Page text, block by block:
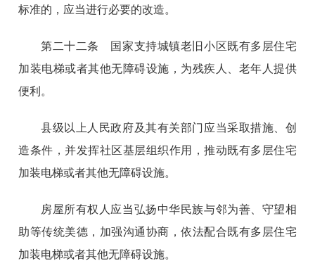
标准的，应当进行必要的改造。
第二十二条 国家支持城镇老旧小区既有多层住宅
加装电梯或者其他无障碍设施，为残疾人、老年人提供
便利。
县级以上人民政府及其有关部门应当采取措施、创
造条件，并发挥社区基层组织作用，推动既有多层住宅
加装电梯或者其他无障碍设施。
房屋所有权人应当弘扬中华民族与邻为善、守望相
助等传统美德，加强沟通协商，依法配合既有多层住宅
加装电梯或者其他无障碍设施。